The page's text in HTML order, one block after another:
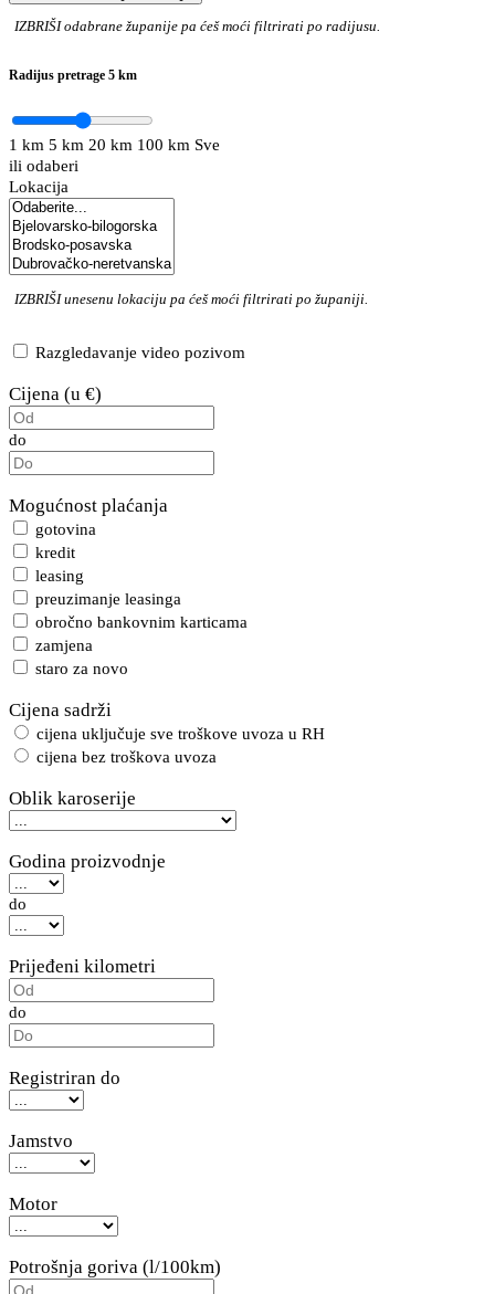
IZBRIŠIodabrane županije pa ćeš moći filtrirati po radijusu.
Radijus pretrage 5 km
1 km 5 km 20 km 100 km Sve
ili odaberi
Lokacija
IZBRIŠIunesenu lokaciju pa ćeš moći filtrirati po županiji.
Razgledavanje video pozivom
Cijena (u €)
do
Mogućnost plaćanja
gotovina
kredit
leasing
preuzimanje leasinga
obročno bankovnim karticama
zamjena
staro za novo
Cijena sadrži
cijena uključuje sve troškove uvoza u RH
cijena bez troškova uvoza
Oblik karoserije
Godina proizvodnje
do
Prijeđeni kilometri
do
Registriran do
Jamstvo
Motor
Potrošnja goriva (l/100km)